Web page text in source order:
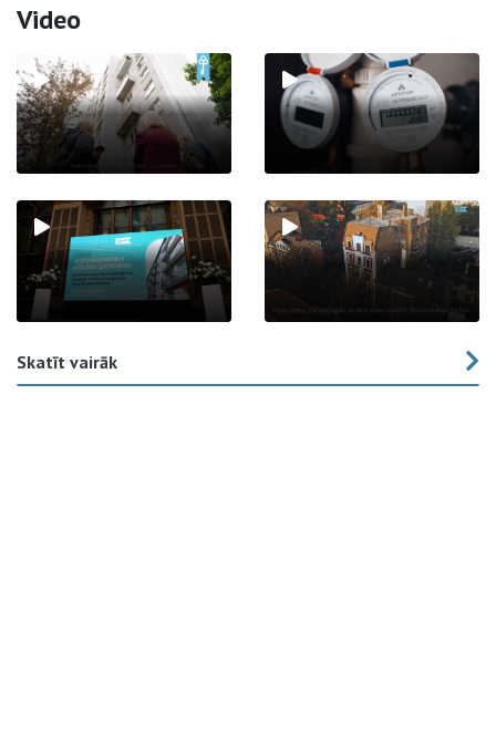
Video
Skatīt vairāk